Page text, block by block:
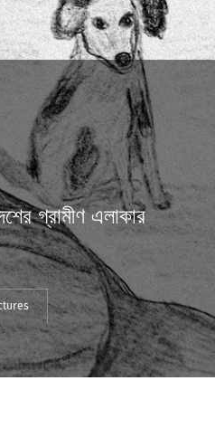
গ্রামীণ এলাকার